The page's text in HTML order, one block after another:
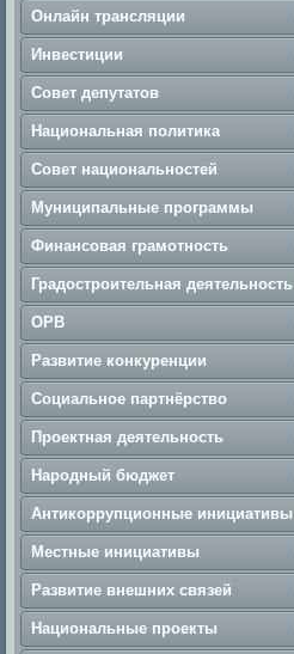
Онлайн трансляции
Инвестиции
Совет депутатов
Национальная политика
Совет национальностей
Муниципальные программы
Финансовая грамотность
Градостроительная деятельность
ОРВ
Развитие конкуренции
Социальное партнёрство
Проектная деятельность
Народный бюджет
Антикоррупционные инициативы
Местные инициативы
Развитие внешних связей
Национальные проекты